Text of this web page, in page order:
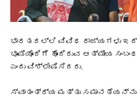
ಭಾರತದಲ್ಲಿ ವಿವಿಧ ರಾಜ್ಯಗಳು
ಭೂಮಿಯೊಂದಿಗೆ ಹೊಂದಿರುವ ಆತ್ಮೀಯ
ಎಂದು ವಿಶ್ಲೇಷಿಸಿದರು.
ಸ್ವಾತಂತ್ರ್ಯ ಮತ್ತು ಸಮಾನತೆಯನ್ನು